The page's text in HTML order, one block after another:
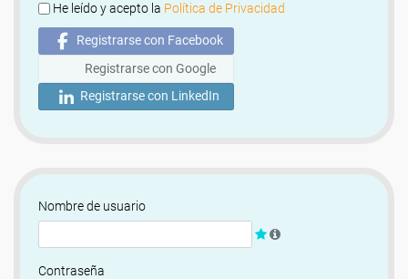
He leído y acepto la Política de Privacidad
Registrarse con Facebook
Registrarse con Google
Registrarse con LinkedIn
Nombre de usuario
Contraseña